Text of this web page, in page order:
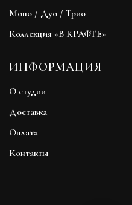
Моно / Дуо / Трио
Коллекция «В КРАФТЕ»
ИНФОРМАЦИЯ
О студии
Доставка
Оплата
Контакты